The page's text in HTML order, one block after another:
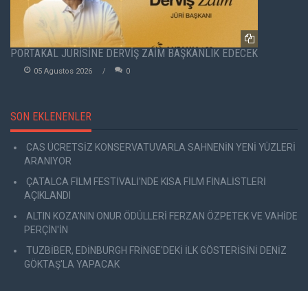
PORTAKAL JÜRİSİNE DERVİŞ ZAİM BAŞKANLIK EDECEK
05 Agustos 2026 0
SON EKLENENLER
CAS ÜCRETSİZ KONSERVATUVARLA SAHNENİN YENİ YÜZLERİ
ARANIYOR
ÇATALCA FİLM FESTİVALİ'NDE KISA FİLM FİNALİSTLERİ
AÇIKLANDI
ALTIN KOZA'NIN ONUR ÖDÜLLERİ FERZAN ÖZPETEK VE VAHİDE
PERÇİN'İN
TUZBİBER, EDİNBURGH FRİNGE'DEKİ İLK GÖSTERİSİNİ DENİZ
GÖKTAŞ'LA YAPACAK